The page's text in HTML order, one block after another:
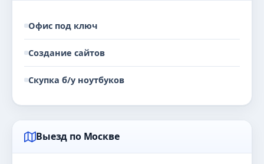
Офис под ключ
Создание сайтов
Скупка б/у ноутбуков
Выезд по Москве